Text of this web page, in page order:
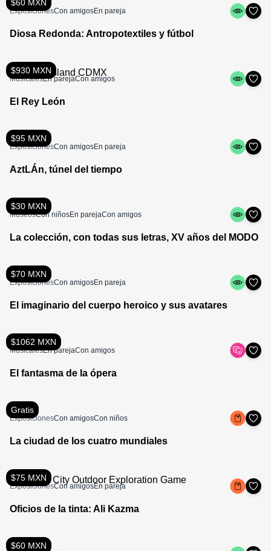
$60 MXN
ExposicionesCon amigosEn pareja
Diosa Redonda: Antropotextiles y fútbol
$930 MXN
MusicalesEn parejaCon amigos
El Rey León
$95 MXN
ExposicionesCon amigosEn pareja
AztLÁn, túnel del tiempo
$30 MXN
MuseosCon niñosEn parejaCon amigos
La colección, con todas sus letras, XV años del MODO
$70 MXN
ExposicionesCon amigosEn pareja
El imaginario del cuerpo heroico y sus avatares
$1062 MXN
MusicalesEn parejaCon amigos
El fantasma de la ópera
Gratis
ExposicionesCon amigosCon niños
La ciudad de los cuatro mundiales
$75 MXN
ExposicionesCon amigosEn pareja
Oficios de la tinta: Ali Kazma
$60 MXN